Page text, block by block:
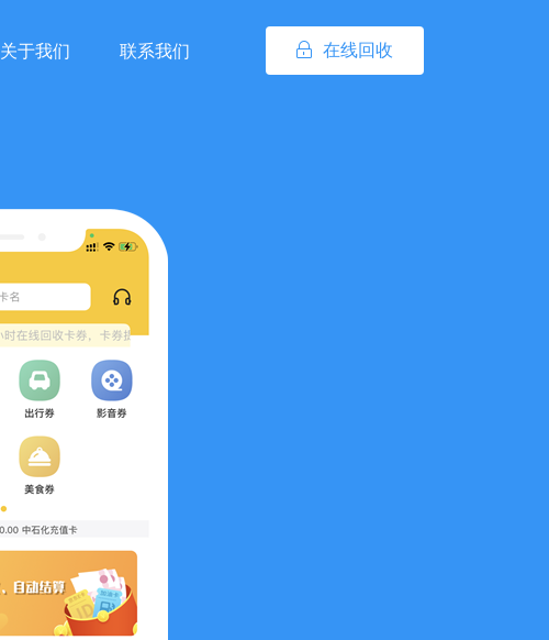
在线回收
关于我们 联系我们